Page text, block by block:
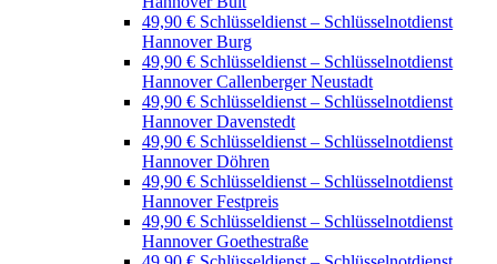
49,90 € Schlüsseldienst – Schlüsselnotdienst
Hannover Burg
49,90 € Schlüsseldienst – Schlüsselnotdienst
Hannover Callenberger Neustadt
49,90 € Schlüsseldienst – Schlüsselnotdienst
Hannover Davenstedt
49,90 € Schlüsseldienst – Schlüsselnotdienst
Hannover Döhren
49,90 € Schlüsseldienst – Schlüsselnotdienst
Hannover Festpreis
49,90 € Schlüsseldienst – Schlüsselnotdienst
Hannover Goethestraße